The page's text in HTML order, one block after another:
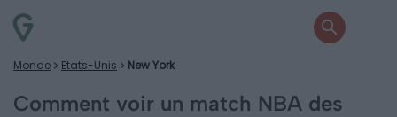
Monde Etats-Unis New York
Comment voir un match NBA des